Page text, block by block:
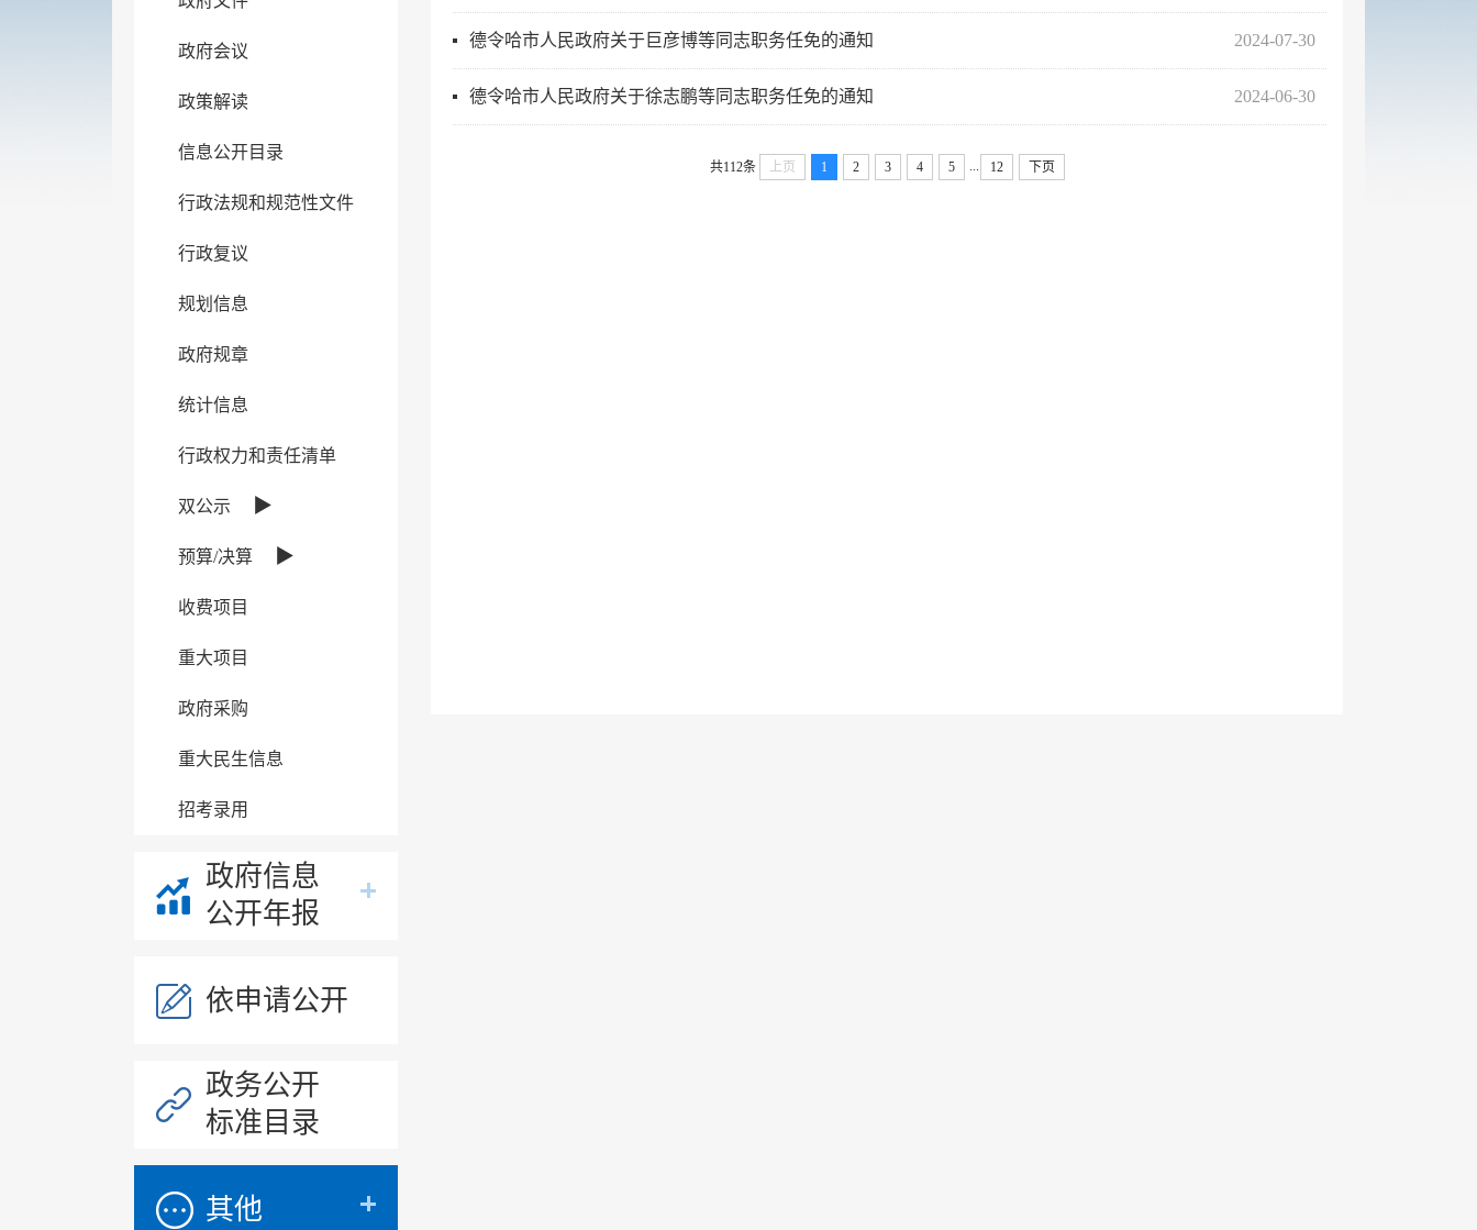
政府会议
政策解读
信息公开目录
行政法规和规范性文件
行政复议
规划信息
政府规章
统计信息
行政权力和责任清单
双公示 ▶
预算/决算 ▶
收费项目
重大项目
政府采购
重大民生信息
招考录用
政府信息
公开年报
依申请公开
政务公开
标准目录
其他
德令哈市人民政府关于巨彦博等同志职务任免的通知 2024-07-30
德令哈市人民政府关于徐志鹏等同志职务任免的通知 2024-06-30
共112条 上页 1 2 3 4 5 12 下页